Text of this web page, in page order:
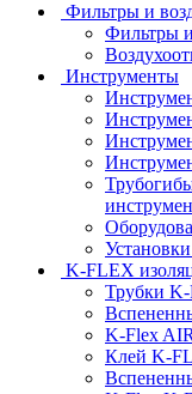
Фильтры и
Фильтры и
Инструменты
K-FLEX
Трубки
K-Flex
Клей K-